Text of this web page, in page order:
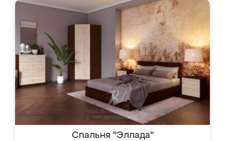
Спальня "Эллада"